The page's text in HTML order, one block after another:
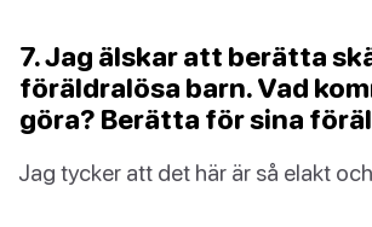
7. Jag älskar att berätta
föräldralösa barn. Vad
göra? Berätta för sina
Jag tycker att det här är så elakt